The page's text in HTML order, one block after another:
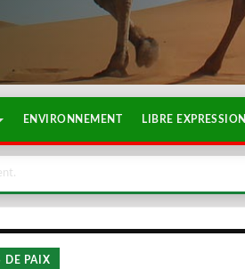
ENVIRONNEMENT LIBRE EXPRESSION
DE PAIX